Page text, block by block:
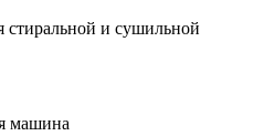
стиральной и сушильной
машина